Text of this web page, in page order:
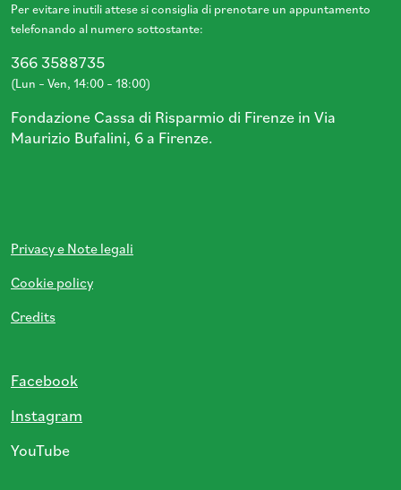
Per evitare inutili attese si consiglia di prenotare un appuntamento
telefonando al numero sottostante:
366 3588735
(Lun – Ven, 14:00 – 18:00)
Fondazione Cassa di Risparmio di Firenze in Via
Maurizio Bufalini, 6 a Firenze.
Privacy e Note legali
Cookie policy
Credits
Facebook
Instagram
YouTube